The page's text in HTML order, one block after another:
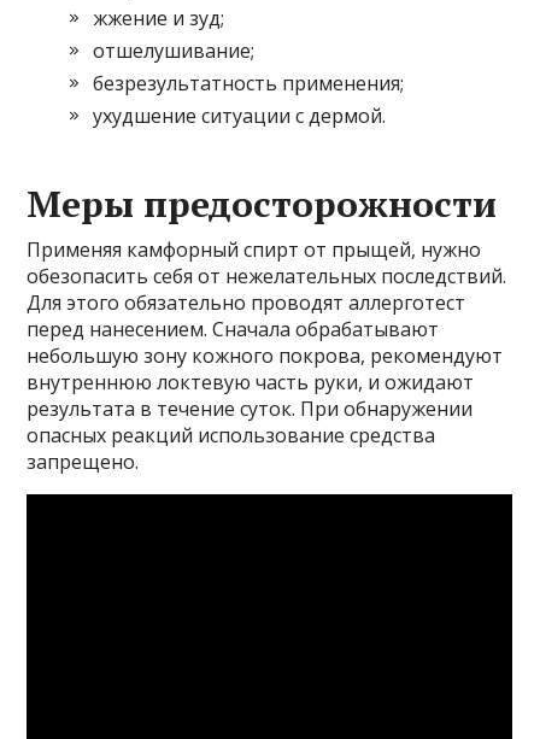
жжение и зуд;
отшелушивание;
безрезультатность применения;
ухудшение ситуации с дермой.
Меры предосторожности
Применяя камфорный спирт от прыщей, нужно
обезопасить себя от нежелательных последствий.
Для этого обязательно проводят аллерготест
перед нанесением. Сначала обрабатывают
небольшую зону кожного покрова, рекомендуют
внутреннюю локтевую часть руки, и ожидают
результата в течение суток. При обнаружении
опасных реакций использование средства
запрещено.